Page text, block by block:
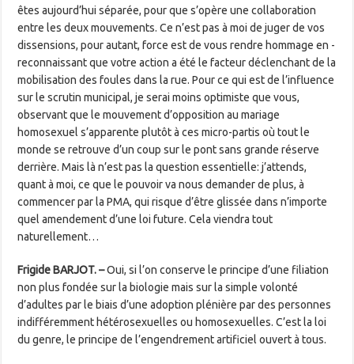
êtes aujourd’hui séparée, pour que s’opère une collaboration
entre les deux mouvements. Ce n’est pas à moi de juger de vos
dissensions, pour autant, force est de vous rendre hommage en ­
reconnaissant que votre action a été le facteur déclenchant de la
mobilisation des foules dans la rue. Pour ce qui est de l’influence
sur le scrutin municipal, je ­serai moins optimiste que vous,
observant que le mouvement d’opposition au mariage
homosexuel s’apparente plutôt à ces micro-partis où tout le
monde se retrouve d’un coup sur le pont sans grande réserve
derrière. Mais là n’est pas la question essentielle: j’attends,
quant à moi, ce que le pouvoir va nous demander de plus, à
commencer par la PMA, qui risque d’être glissée dans n’importe
quel amendement d’une loi future. Cela viendra tout
naturellement…
Frigide BARJOT. –Oui, si l’on conserve le principe d’une filiation
non plus fondée sur la biologie mais sur la simple volonté
d’adultes par le biais d’une adoption plénière par des personnes
indifféremment hétérosexuelles ou homosexuelles. C’est la loi
du genre, le principe de l’engendrement artificiel ouvert à tous.